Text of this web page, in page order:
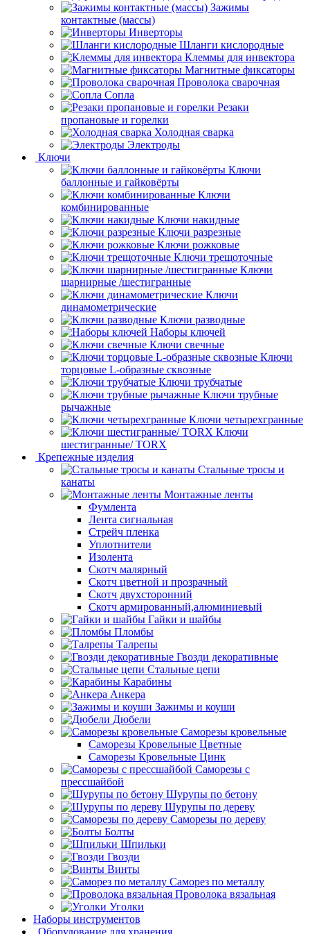
Зажимы
контактные (массы)
Инверторы
Шланги кислородные
Клеммы для инвектора
Магнитные фиксаторы
Проволока сварочная
Сопла
Резаки
пропановые и горелки
Холодная сварка
Электроды
Ключи
Ключи
баллонные и гайковёрты
Ключи
комбинированные
Ключи накидные
Ключи разрезные
Ключи рожковые
Ключи трещоточные
Ключи
шарнирные /шестигранные
Ключи
динамометрические
Ключи разводные
Наборы ключей
Ключи свечные
Ключи
торцовые L-образные сквозные
Ключи трубчатые
Ключи трубные
рычажные
Ключи четырехгранные
Ключи
шестигранные/ TORX
Крепежные изделия
Стальные тросы и
канаты
Монтажные ленты
Фумлента
Лента сигнальная
Стрейч пленка
Уплотнители
Изолента
Скотч малярный
Скотч цветной и прозрачный
Скотч двухсторонний
Скотч армированный,алюминиевый
Гайки и шайбы
Пломбы
Талрепы
Гвозди декоративные
Стальные цепи
Карабины
Анкера
Зажимы и коуши
Дюбели
Саморезы кровельные
Саморезы Кровельные Цветные
Саморезы Кровельные Цинк
Саморезы с
прессшайбой
Шурупы по бетону
Шурупы по дереву
Саморезы по дереву
Болты
Шпильки
Гвозди
Винты
Саморез по металлу
Проволока вязальная
Уголки
Наборы инструментов
Оборудование для хранения